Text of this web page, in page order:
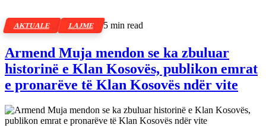
AKTUALE LAJME 5 min read
Armend Muja mendon se ka zbuluar
historinë e Klan Kosovës, publikon emrat
e pronarëve të Klan Kosovës ndër vite